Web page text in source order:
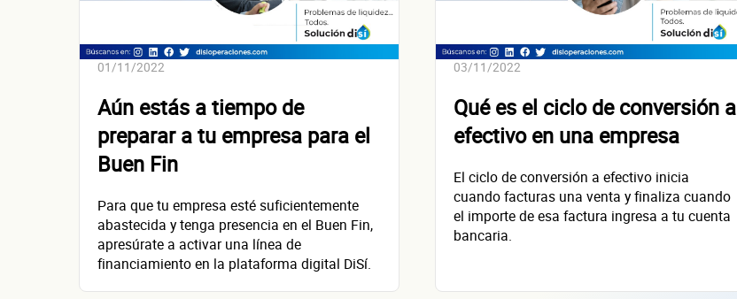
01/11/2022
Aún estás a tiempo de
preparar a tu empresa para el
Buen Fin
Para que tu empresa esté suficientemente
abastecida y tenga presencia en el Buen Fin,
apresúrate a activar una línea de
financiamiento en la plataforma digital DiSí.
03/11/2022
Qué es el ciclo de conversión a
efectivo en una empresa
El ciclo de conversión a efectivo inicia
cuando facturas una venta y finaliza cuando
el importe de esa factura ingresa a tu cuenta
bancaria.